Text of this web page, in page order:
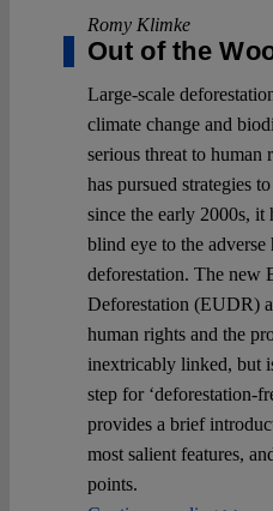
Romy Klimke
Out of the
Large-scale
climate change and
serious threat to
has pursued strategies
since the early 2000s, it
blind eye to the
deforestation. The new
Deforestation (EUDR)
human rights and the
inextricably linked, but
step for ‘deforestation-
provides a brief
most salient features,
points.